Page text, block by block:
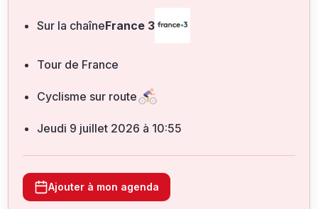
Sur la chaîneFrance 3
Tour de France
Cyclisme sur route
jeudi 9 juillet 2026 à 10:55
Ajouter à mon agenda